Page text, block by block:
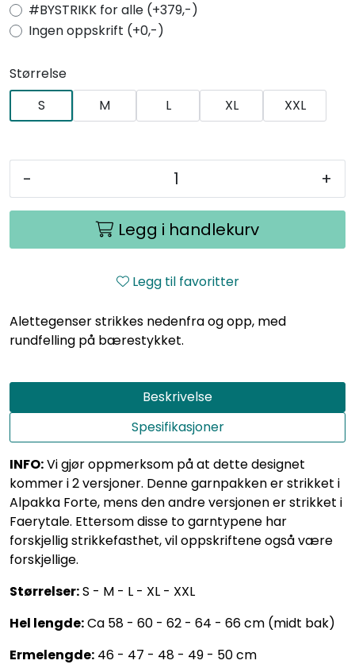
#BYSTRIKK for alle (+379,-)
Ingen oppskrift (+0,-)
Størrelse
S
M L XL XXL
- +
Legg i handlekurv
Legg til favoritter
Alettegenser strikkes nedenfra og opp, med
rundfelling på bærestykket.
Beskrivelse
Spesifikasjoner
INFO:Vi gjør oppmerksom på at dette designet
kommer i 2 versjoner. Denne garnpakken er strikket i
Alpakka Forte, mens den andre versjonen er strikket i
Faerytale. Ettersom disse to garntypene har
forskjellig strikkefasthet, vil oppskriftene også være
forskjellige.
Størrelser:S - M - L - XL - XXL
Hel lengde:Ca 58 - 60 - 62 - 64 - 66 cm (midt bak)
Ermelengde: 46 - 47 - 48 - 49 - 50 cm